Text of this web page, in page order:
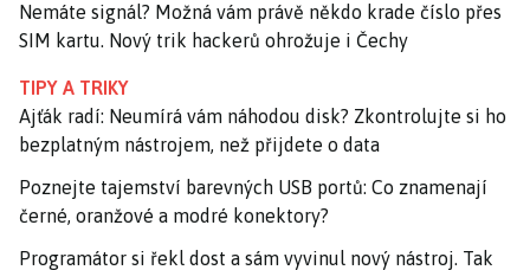
Nemáte signál? Možná vám právě někdo krade číslo přes
SIM kartu. Nový trik hackerů ohrožuje i Čechy
TIPY A TRIKY
Ajťák radí: Neumírá vám náhodou disk? Zkontrolujte si ho
bezplatným nástrojem, než přijdete o data
Poznejte tajemství barevných USB portů: Co znamenají
černé, oranžové a modré konektory?
Programátor si řekl dost a sám vyvinul nový nástroj. Tak